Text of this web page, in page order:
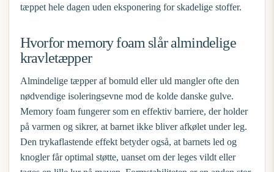
tæppet hele dagen uden eksponering for skadelige stoffer.
Hvorfor memory foam slår almindelige
kravletæpper
Almindelige tæpper af bomuld eller uld mangler ofte den
nødvendige isoleringsevne mod de kolde danske gulve.
Memory foam fungerer som en effektiv barriere, der holder
på varmen og sikrer, at barnet ikke bliver afkølet under leg.
Den trykaflastende effekt betyder også, at barnets led og
knogler får optimal støtte, uanset om der leges vildt eller